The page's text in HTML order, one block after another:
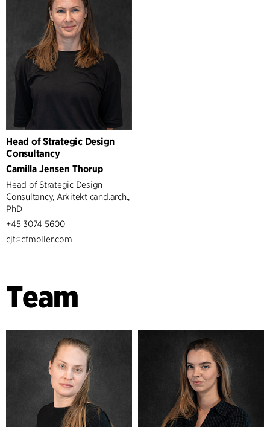
Head of Strategic Design
Consultancy
Camilla Jensen Thorup
Head of Strategic Design
Consultancy, Arkitekt cand.arch.,
PhD
+45 3074 5600
cjt
cfmoller.com
Team